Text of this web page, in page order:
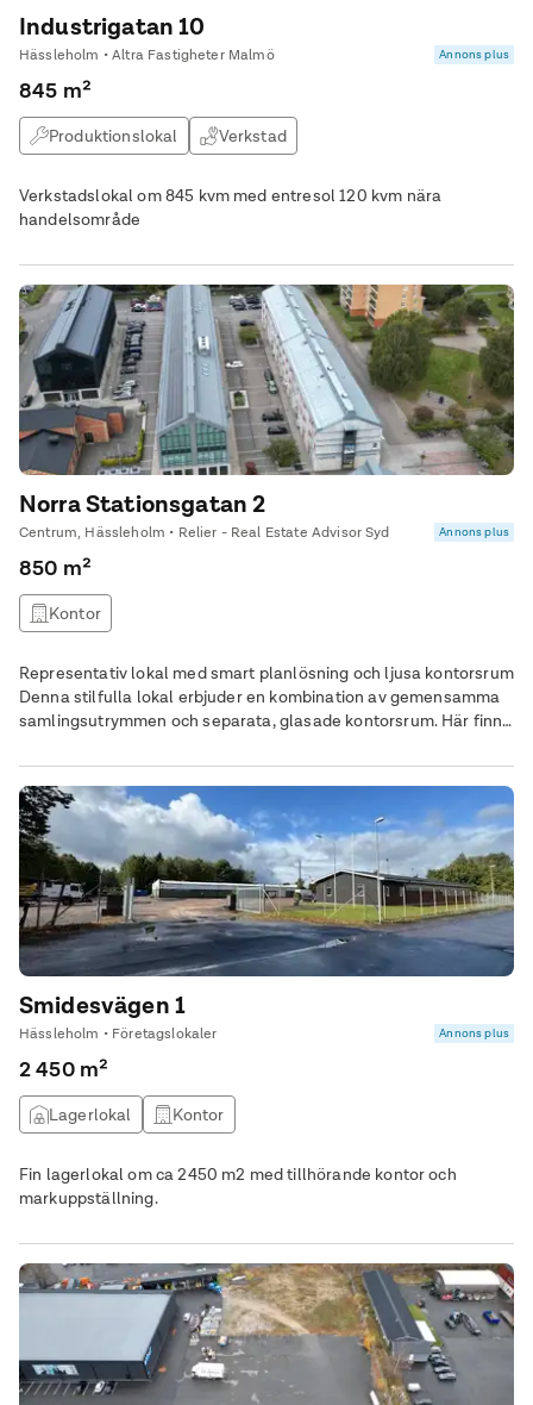
Industrigatan 10
Hässleholm • Altra Fastigheter Malmö Annons plus
845 m²
Produktionslokal Verkstad
Verkstadslokal om 845 kvm med entresol 120 kvm nära
handelsområde
Norra Stationsgatan 2
Centrum, Hässleholm • Relier - Real Estate Advisor Syd Annons plus
850 m²
Kontor
Representativ lokal med smart planlösning och ljusa kontorsrum
Denna stilfulla lokal erbjuder en kombination av gemensamma
samlingsutrymmen och separata, glasade kontorsrum. Här finns
vilket skapar en inspirerande och funktionell arbetsmiljö.
Smidesvägen 1
Hässleholm • Företagslokaler Annons plus
2 450 m²
Lagerlokal Kontor
Fin lagerlokal om ca 2450 m2 med tillhörande kontor och
markuppställning.